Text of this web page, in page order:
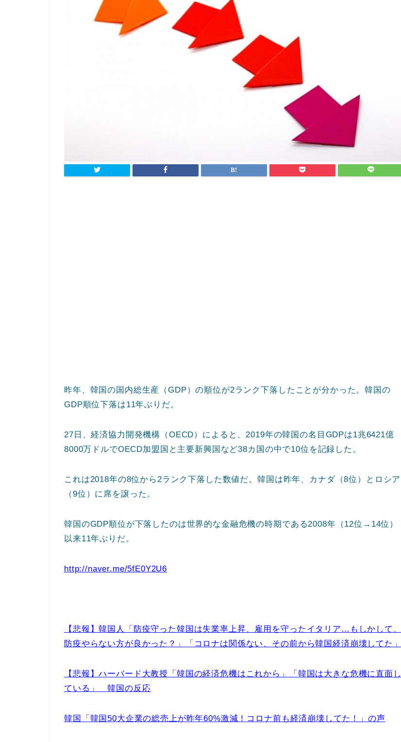
昨年、韓国の国内総生産（GDP）の順位が2ランク下落したことが分かった。韓国の
GDP順位下落は11年ぶりだ。
27日、経済協力開発機構（OECD）によると、2019年の韓国の名目GDPは1兆6421億
8000万ドルでOECD加盟国と主要新興国など38カ国の中で10位を記録した。
これは2018年の8位から2ランク下落した数値だ。韓国は昨年、カナダ（8位）とロシア
（9位）に席を譲った。
韓国のGDP順位が下落したのは世界的な金融危機の時期である2008年（12位→14位）
以来11年ぶりだ。
http://naver.me/5fE0Y2U6
【悲報】韓国人「防疫守った韓国は失業率上昇、雇用を守ったイタリア…もしかして、
防疫やらない方が良かった？」「コロナは関係ない、その前から韓国経済崩壊してた」
【悲報】ハーバード大教授「韓国の経済危機はこれから」「韓国は大きな危機に直面し
ている」 韓国の反応
韓国「韓国50大企業の総売上が昨年60%激減！コロナ前も経済崩壊してた！」の声